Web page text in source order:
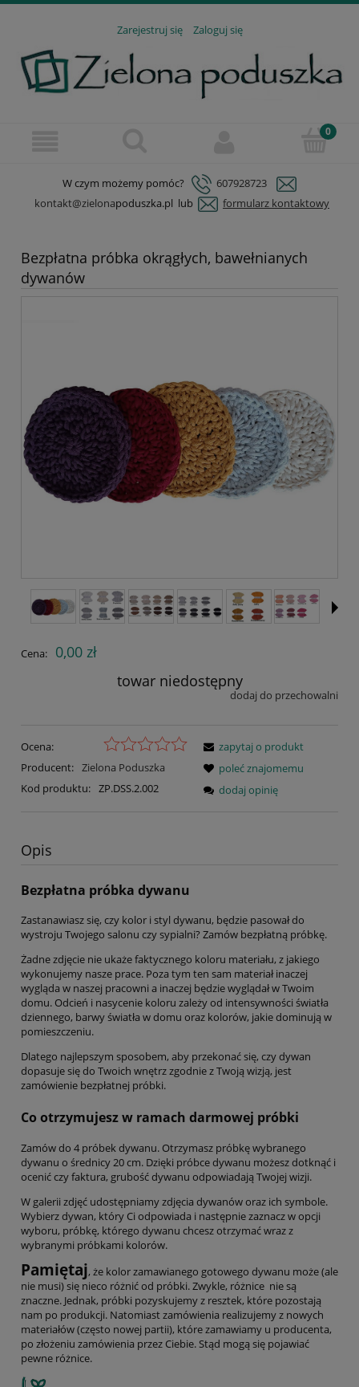
Zarejestruj się Zaloguj się
W czym możemy pomóc?
607928723
kontakt@zielonapoduszka.pl lub formularz kontaktowy
Bezpłatna próbka okrągłych, bawełnianych
dywanów
Cena:
0,00 zł
towar niedostępny
dodaj do przechowalni
Ocena:
Producent: Zielona Poduszka
Kod produktu: ZP.DSS.2.002
zapytaj o produkt
poleć znajomemu
dodaj opinię
Opis
Bezpłatna próbka dywanu
Zastanawiasz się, czy kolor i styl dywanu, będzie pasował do
wystroju Twojego salonu czy sypialni? Zamów bezpłatną próbkę.
Żadne zdjęcie nie ukaże faktycznego koloru materiału, z jakiego
wykonujemy nasze prace. Poza tym ten sam materiał inaczej
wygląda w naszej pracowni a inaczej będzie wyglądał w Twoim
domu. Odcień i nasycenie koloru zależy od intensywności światła
dziennego, barwy światła w domu oraz kolorów, jakie dominują w
pomieszczeniu.
Dlatego najlepszym sposobem, aby przekonać się, czy dywan
dopasuje się do Twoich wnętrz zgodnie z Twoją wizją, jest
zamówienie bezpłatnej próbki.
Co otrzymujesz w ramach darmowej próbki
Zamów do 4 próbek dywanu. Otrzymasz próbkę wybranego
dywanu o średnicy 20 cm. Dzięki próbce dywanu możesz dotknąć i
ocenić czy faktura, grubość dywanu odpowiadają Twojej wizji.
W galerii zdjęć udostępniamy zdjęcia dywanów oraz ich symbole.
Wybierz dywan, który Ci odpowiada i następnie zaznacz w opcji
wyboru, próbkę, którego dywanu chcesz otrzymać wraz z
wybranymi próbkami kolorów.
Pamiętaj, że kolor zamawianego gotowego dywanu może (ale
nie musi) się nieco różnić od próbki. Zwykle, różnice nie są
znaczne. Jednak, próbki pozyskujemy z resztek, które pozostają
nam po produkcji. Natomiast zamówienia realizujemy z nowych
materiałów (często nowej partii), które zamawiamy u producenta,
po złożeniu zamówienia przez Ciebie. Stąd mogą się pojawiać
pewne różnice.